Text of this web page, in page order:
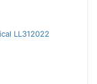
LL312022